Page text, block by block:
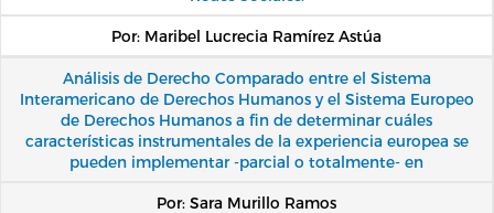
Por: Maribel Lucrecia Ramírez Astúa
Análisis de Derecho Comparado entre el Sistema
Interamericano de Derechos Humanos y el Sistema Europeo
de Derechos Humanos a fin de determinar cuáles
características instrumentales de la experiencia europea se
pueden implementar -parcial o totalmente- en
Por: Sara Murillo Ramos